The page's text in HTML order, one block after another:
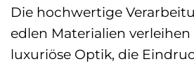
Die hochwertige
edlen Materialien
luxuriöse Optik, die